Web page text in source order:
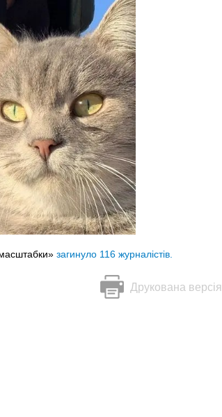
загинуло 116 журналістів.
Друкована версія